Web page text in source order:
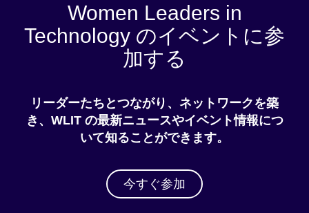
Women Leaders in
Technology のイベントに参
加する
リーダーたちとつながり、ネットワークを築
き、WLIT の最新ニュースやイベント情報につ
いて知ることができます。
今すぐ参加